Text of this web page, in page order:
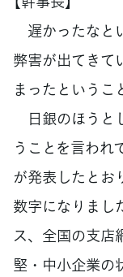
遅かったなと
弊害が出てきて
まったというこ
日銀のほうと
うことを言われ
が発表したとお
数字になりまし
ス、全国の支店
堅・中小企業の